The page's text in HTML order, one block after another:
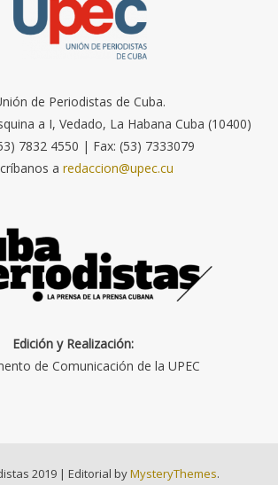
de Periodistas de Cuba.
a I, Vedado, La Habana Cuba (10400)
7832 4550 | Fax: (53) 7333079
a redaccion@upec.cu
Edición y Realización:
de Comunicación de la UPEC
2019 | Editorial byMysteryThemes.